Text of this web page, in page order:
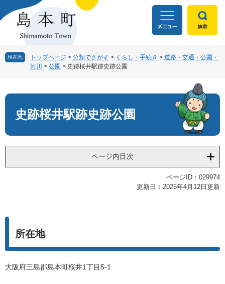
ー
ニ
本
現在地 トップページ > 分類でさがす > くらし・手続き > 道路・交通・公園・
河川 > 公園 > 史跡桜井駅跡史跡公園
文
史跡桜井駅跡史跡公園
ページ内目次
ページID：029974
更新日：2025年4月12日更新
所在地
大阪府三島郡島本町桜井1丁目5-1